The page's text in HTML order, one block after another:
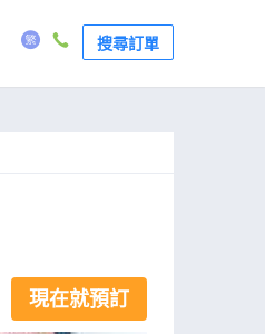
搜尋訂單
現在就預訂